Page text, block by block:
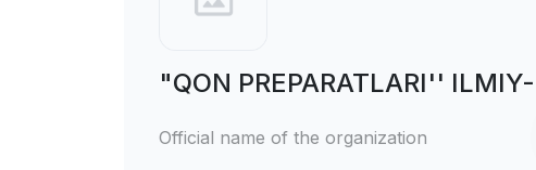
"QON PREPARATLARI''
Official name of the organization